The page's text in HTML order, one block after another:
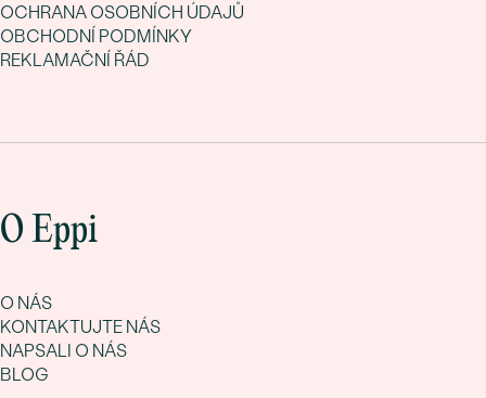
OCHRANA OSOBNÍCH ÚDAJŮ
OBCHODNÍ PODMÍNKY
REKLAMAČNÍ ŘÁD
O Eppi
O NÁS
KONTAKTUJTE NÁS
NAPSALI O NÁS
BLOG